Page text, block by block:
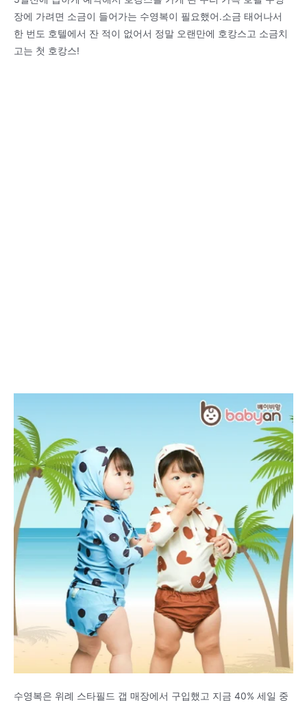
장에 가려면 소금이 들어가는 수영복이 필요했어.소금 태어나서
한 번도 호텔에서 잔 적이 없어서 정말 오랜만에 호캉스고 소금치
고는 첫 호캉스!
수영복은 위례 스타필드 갭 매장에서 구입했고 지금 40% 세일 중